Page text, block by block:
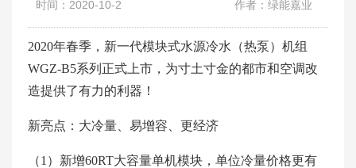
时间：2020-10-2 作者：绿能嘉业
2020年春季，新一代模块式水源冷水（热泵）机组
WGZ-B5系列正式上市，为寸土寸金的都市和空调改
造提供了有力的利器！
新亮点：大冷量、易增容、更经济
（1）新增60RT大容量单机模块，单位冷量价格更有